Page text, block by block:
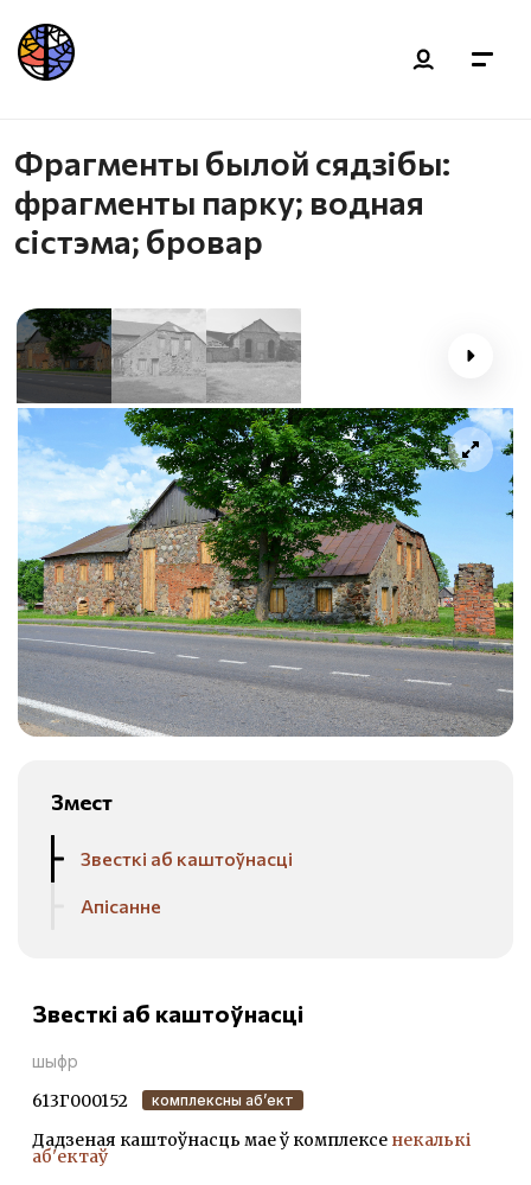
Фрагменты былой сядзібы:
фрагменты парку; водная
сістэма; бровар
Змест
Звесткі аб каштоўнасці
Апісанне
Звесткі аб каштоўнасці
шыфр
613Г000152 комплексны аб’ект
Дадзеная каштоўнасць мае ў комплексе некалькі
аб'ектаў